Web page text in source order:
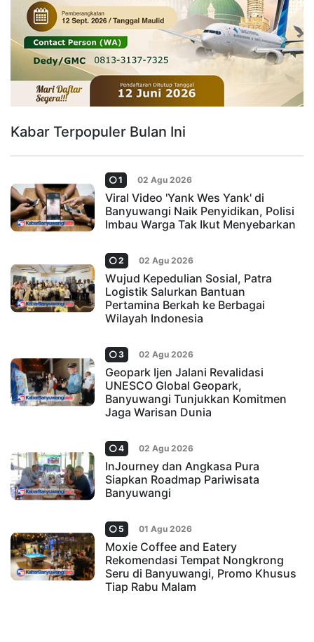
Kabar Terpopuler Bulan Ini
1 02 Agu 2026
Viral Video 'Yank Wes Yank' di
Banyuwangi Naik Penyidikan, Polisi
Imbau Warga Tak Ikut Menyebarkan
2 02 Agu 2026
Wujud Kepedulian Sosial, Patra
Logistik Salurkan Bantuan
Pertamina Berkah ke Berbagai
Wilayah Indonesia
3 02 Agu 2026
Geopark Ijen Jalani Revalidasi
UNESCO Global Geopark,
Banyuwangi Tunjukkan Komitmen
Jaga Warisan Dunia
4 02 Agu 2026
InJourney dan Angkasa Pura
Siapkan Roadmap Pariwisata
Banyuwangi
5 01 Agu 2026
Moxie Coffee and Eatery
Rekomendasi Tempat Nongkrong
Seru di Banyuwangi, Promo Khusus
Tiap Rabu Malam